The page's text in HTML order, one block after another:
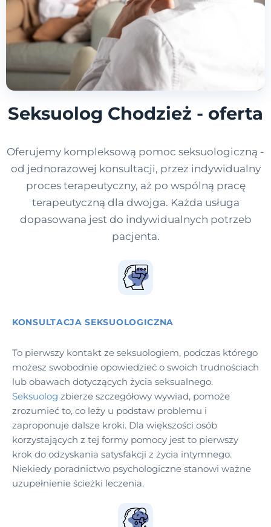
Seksuolog Chodzież - oferta
Oferujemy kompleksową pomoc seksuologiczną -
od jednorazowej konsultacji, przez indywidualny
proces terapeutyczny, aż po wspólną pracę
terapeutyczną dla dwojga. Każda usługa
dopasowana jest do indywidualnych potrzeb
pacjenta.
KONSULTACJA SEKSUOLOGICZNA
To pierwszy kontakt ze seksuologiem, podczas którego
możesz swobodnie opowiedzieć o swoich trudnościach
lub obawach dotyczących życia seksualnego.
Seksuolog zbierze szczegółowy wywiad, pomoże
zrozumieć to, co leży u podstaw problemu i
zaproponuje dalsze kroki. Dla większości osób
korzystających z tej formy pomocy jest to pierwszy
krok do odzyskania satysfakcji z życia intymnego.
Niekiedy poradnictwo psychologiczne stanowi ważne
uzupełnienie ścieżki leczenia.